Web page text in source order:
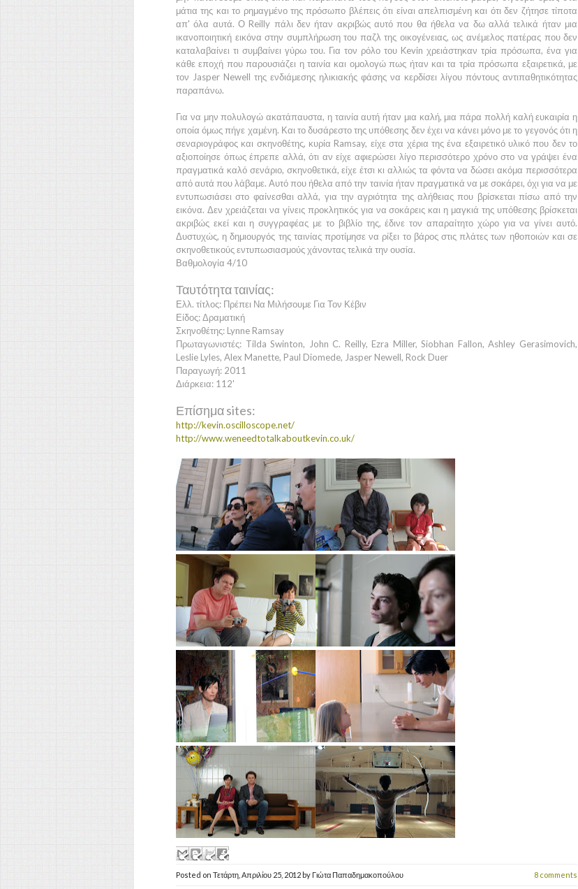
μάτια της και το ρημαγμένο της πρόσωπο βλέπεις ότι είναι απελπισμένη και ότι δεν ζήτησε τίποτα
απ' όλα αυτά. Ο Reilly πάλι δεν ήταν ακριβώς αυτό που θα ήθελα να δω αλλά τελικά ήταν μια
ικανοποιητική εικόνα στην συμπλήρωση του παζλ της οικογένειας, ως ανέμελος πατέρας που δεν
καταλαβαίνει τι συμβαίνει γύρω του. Για τον ρόλο του Kevin χρειάστηκαν τρία πρόσωπα, ένα για
κάθε εποχή που παρουσιάζει η ταινία και ομολογώ πως ήταν και τα τρία πρόσωπα εξαιρετικά, με
τον Jasper Newell της ενδιάμεσης ηλικιακής φάσης να κερδίσει λίγου πόντους αντιπαθητικότητας
παραπάνω.
Για να μην πολυλογώ ακατάπαυστα, η ταινία αυτή ήταν μια καλή, μια πάρα πολλή καλή ευκαιρία η
οποία όμως πήγε χαμένη. Και το δυσάρεστο της υπόθεσης δεν έχει να κάνει μόνο με το γεγονός ότι η
σεναριογράφος και σκηνοθέτης, κυρία Ramsay, είχε στα χέρια της ένα εξαιρετικό υλικό που δεν το
αξιοποίησε όπως έπρεπε αλλά, ότι αν είχε αφιερώσει λίγο περισσότερο χρόνο στο να γράψει ένα
πραγματικά καλό σενάριο, σκηνοθετικά, είχε έτσι κι αλλιώς τα φόντα να δώσει ακόμα περισσότερα
από αυτά που λάβαμε. Αυτό που ήθελα από την ταινία ήταν πραγματικά να με σοκάρει, όχι για να με
εντυπωσιάσει στο φαίνεσθαι αλλά, για την αγριότητα της αλήθειας που βρίσκεται πίσω από την
εικόνα. Δεν χρειάζεται να γίνεις προκλητικός για να σοκάρεις και η μαγκιά της υπόθεσης βρίσκεται
ακριβώς εκεί και η συγγραφέας με το βιβλίο της, έδινε τον απαραίτητο χώρο για να γίνει αυτό.
Δυστυχώς, η δημιουργός της ταινίας προτίμησε να ρίξει το βάρος στις πλάτες των ηθοποιών και σε
σκηνοθετικούς εντυπωσιασμούς χάνοντας τελικά την ουσία.
Βαθμολογία 4/10
Ταυτότητα ταινίας:
Ελλ. τίτλος: Πρέπει Να Μιλήσουμε Για Τον Κέβιν
Είδος: Δραματική
Σκηνοθέτης: Lynne Ramsay
Πρωταγωνιστές: Tilda Swinton, John C. Reilly, Ezra Miller, Siobhan Fallon, Ashley Gerasimovich,
Leslie Lyles, Alex Manette, Paul Diomede, Jasper Newell, Rock Duer
Παραγωγή: 2011
Διάρκεια: 112'
Επίσημα sites:
http://kevin.oscilloscope.net/
http://www.weneedtotalkaboutkevin.co.uk/
Posted on Τετάρτη, Απριλίου 25, 2012 by Γιώτα Παπαδημακοπούλου 8 comments